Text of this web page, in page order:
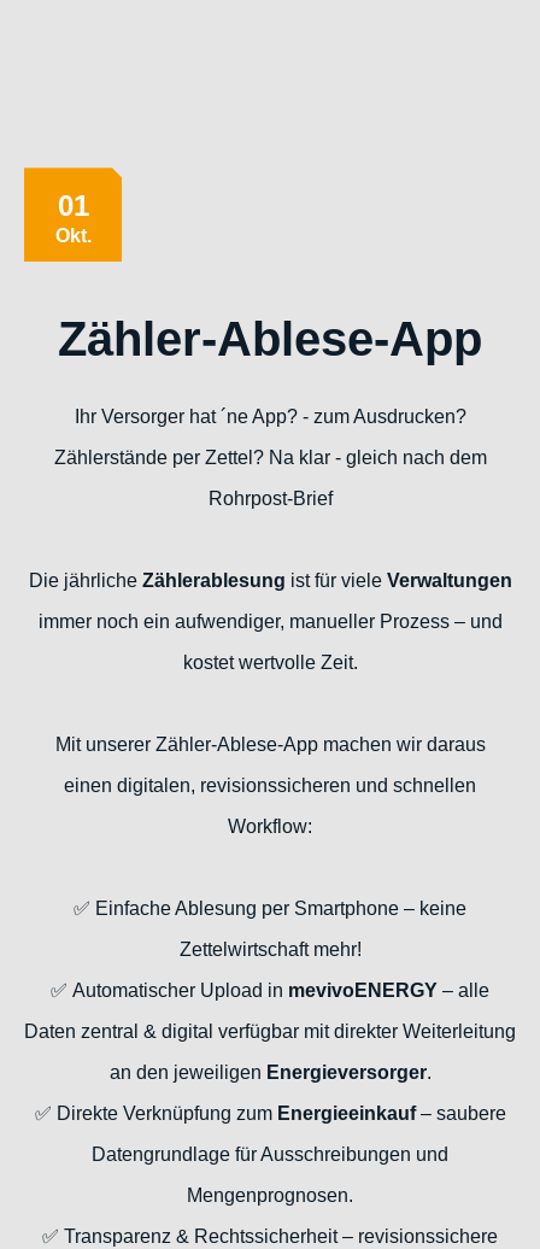
01
Okt.
Zähler-Ablese-App
Ihr Versorger hat ´ne App? - zum Ausdrucken?
Zählerstände per Zettel? Na klar - gleich nach dem
Rohrpost-Brief
Die jährliche Zählerablesung ist für viele Verwaltungen
immer noch ein aufwendiger, manueller Prozess – und
kostet wertvolle Zeit.
Mit unserer Zähler-Ablese-App machen wir daraus
einen digitalen, revisionssicheren und schnellen
Workflow:
✅ Einfache Ablesung per Smartphone – keine
Zettelwirtschaft mehr!
✅ Automatischer Upload in mevivoENERGY – alle
Daten zentral & digital verfügbar mit direkter Weiterleitung
an den jeweiligen Energieversorger.
✅ Direkte Verknüpfung zum Energieeinkauf– saubere
Datengrundlage für Ausschreibungen und
Mengenprognosen.
✅ Transparenz & Rechtssicherheit – revisionssichere